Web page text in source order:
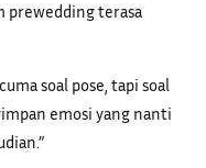
prewedding terasa
soal pose, tapi soal
emosi yang nanti